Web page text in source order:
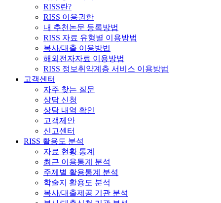
RISS란?
RISS 이용권한
내 추천논문 등록방법
RISS 자료 유형별 이용방법
복사/대출 이용방법
해외전자자료 이용방법
RISS 정보취약계층 서비스 이용방법
고객센터
자주 찾는 질문
상담 신청
상담 내역 확인
고객제안
신고센터
RISS 활용도 분석
자료 현황 통계
최근 이용통계 분석
주제별 활용통계 분석
학술지 활용도 분석
복사/대출제공 기관 분석